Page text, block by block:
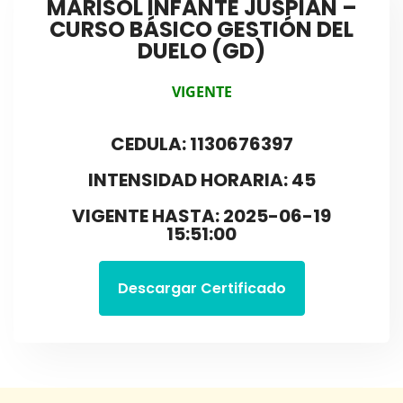
MARISOL INFANTE JUSPIÁN –
CURSO BÁSICO GESTIÓN DEL
DUELO (GD)
VIGENTE
CEDULA: 1130676397
INTENSIDAD HORARIA: 45
VIGENTE HASTA: 2025-06-19
15:51:00
Descargar Certificado